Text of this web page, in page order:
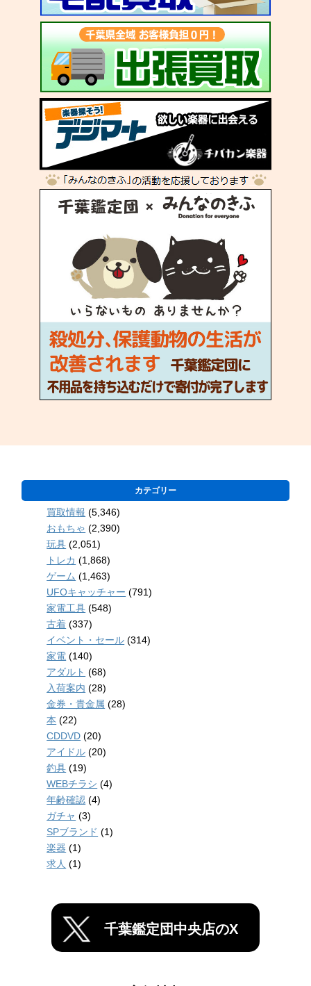
カテゴリー
買取情報 (5,346)
おもちゃ (2,390)
玩具 (2,051)
トレカ (1,868)
ゲーム (1,463)
UFOキャッチャー (791)
家電工具 (548)
古着 (337)
イベント・セール (314)
家電 (140)
アダルト (68)
入荷案内 (28)
金券・貴金属 (28)
本 (22)
CDDVD (20)
アイドル (20)
釣具 (19)
WEBチラシ (4)
年齢確認 (4)
ガチャ (3)
SPブランド (1)
楽器 (1)
求人 (1)
千葉鑑定団中央店のX